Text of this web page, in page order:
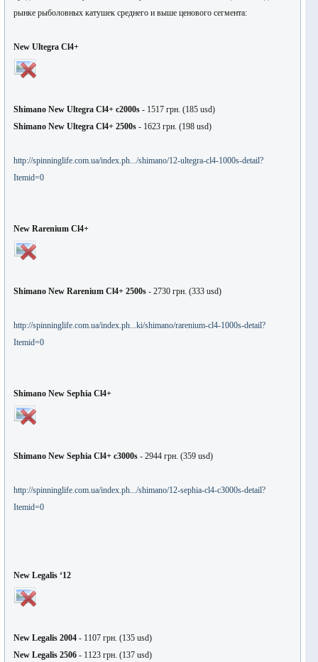
рынке рыболовных катушек среднего и выше ценового сегмента:
New Ultegra Cl4+
Shimano New Ultegra Cl4+ c2000s - 1517 грн. (185 usd)
Shimano New Ultegra Cl4+ 2500s - 1623 грн. (198 usd)
http://spinninglife.com.ua/index.ph.../shimano/12-ultegra-cl4-1000s-detail?
Itemid=0
New Rarenium Cl4+
Shimano New Rarenium Cl4+ 2500s - 2730 грн. (333 usd)
http://spinninglife.com.ua/index.ph...ki/shimano/rarenium-cl4-1000s-detail?
Itemid=0
Shimano New Sephia Cl4+
Shimano New Sephia Cl4+ c3000s - 2944 грн. (359 usd)
http://spinninglife.com.ua/index.ph.../shimano/12-sephia-cl4-c3000s-detail?
Itemid=0
New Legalis ‘12
New Legalis 2004 - 1107 грн. (135 usd)
New Legalis 2506 - 1123 грн. (137 usd)